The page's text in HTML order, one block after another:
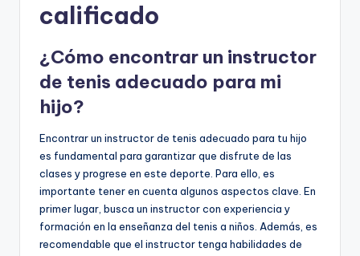
calificado
¿Cómo encontrar un instructor
de tenis adecuado para mi
hijo?
Encontrar un instructor de tenis adecuado para tu hijo
es fundamental para garantizar que disfrute de las
clases y progrese en este deporte. Para ello, es
importante tener en cuenta algunos aspectos clave. En
primer lugar, busca un instructor con experiencia y
formación en la enseñanza del tenis a niños. Además, es
recomendable que el instructor tenga habilidades de